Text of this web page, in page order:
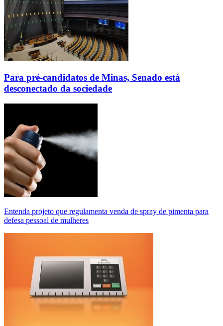
Para pré-candidatos de Minas, Senado está
desconectado da sociedade
Entenda projeto que regulamenta venda de spray de pimenta para
defesa pessoal de mulheres